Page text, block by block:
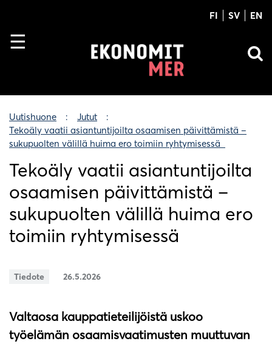
FI SV EN
Uutishuone
Jutut
Tekoäly vaatii asiantuntijoilta osaamisen päivittämistä –
sukupuolten välillä huima ero toimiin ryhtymisessä
Tekoäly vaatii asiantuntijoilta
osaamisen päivittämistä –
sukupuolten välillä huima ero
toimiin ryhtymisessä
Tiedote 26.5.2026
Valtaosa kauppatieteilijöistä uskoo
työelämän osaamisvaatimusten muuttuvan